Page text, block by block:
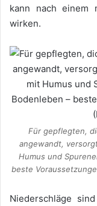
kann nach einem
wirken.
Für gepflegten,
angewandt,
Humus und
beste
Niederschläge